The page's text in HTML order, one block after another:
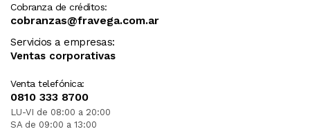
Cobranza de créditos:
cobranzas@fravega.com.ar
Servicios a empresas:
Ventas corporativas
Venta telefónica:
0810 333 8700
LU-VI de 08:00 a 20:00
SA de 09:00 a 13:00